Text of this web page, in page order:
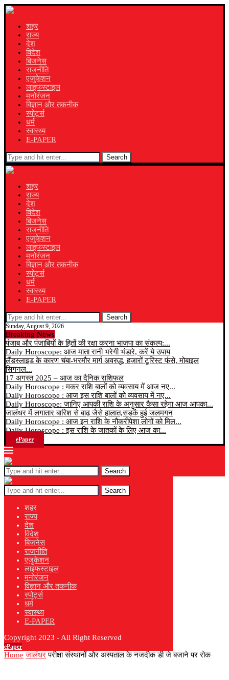
शहर
राज्य
देश
विदेश
बिजनेस
राजनीति
एजुकेशन
लाइफस्टाइल
मनोरंजन
विज्ञान और तकनीक
स्पोर्ट्स
धर्म
स्वास्थ्य
E-PAPER
Search
शहर
राज्य
देश
विदेश
बिजनेस
राजनीति
एजुकेशन
लाइफस्टाइल
मनोरंजन
विज्ञान और तकनीक
स्पोर्ट्स
धर्म
स्वास्थ्य
E-PAPER
Search
Sunday, August 9, 2026
Breaking News
पंजाब और पंजाबियों के हितों की रक्षा करना भाजपा का संकल्प:...
Daily Horoscope: आज माता रानी भरेगी भंडारे, करें ये उपाय
लैंडस्लाइड के कारण चंबा-भरमौर मार्ग अवरुद्ध, हजारों टूरिस्ट फंसे, मोबाइल
सिगनल...
17 अगस्त 2025 – आज का दैनिक राशिफल
Daily Horoscope : मकर राशि बालों को व्यवसाय में आज नए...
Daily Horoscope : आज इस राशि बालों को व्यवसाय में नए...
Daily Horoscope: जानिए आपकी राशि के अनुसार कैसा रहेगा आज आपका...
जालंधर में लगातार बारिश से बाढ़ जैसे हालात,सड़कें हुई जलमगन
Daily Horoscope : आज इन राशि के नौकरीपेशा लोगों को मिल...
Daily Horoscope : इस राशि के जातकों के लिए आज का...
ePaper
Search
Search
शहर
राज्य
देश
विदेश
बिजनेस
राजनीति
एजुकेशन
लाइफस्टाइल
मनोरंजन
विज्ञान और तकनीक
स्पोर्ट्स
धर्म
स्वास्थ्य
E-PAPER
Copyright 2023 - All Right Reserved
ePaper
Home जालंधर परीक्षा संस्थानों और अस्पताल के नजदीक डी जे बजाने पर रोक